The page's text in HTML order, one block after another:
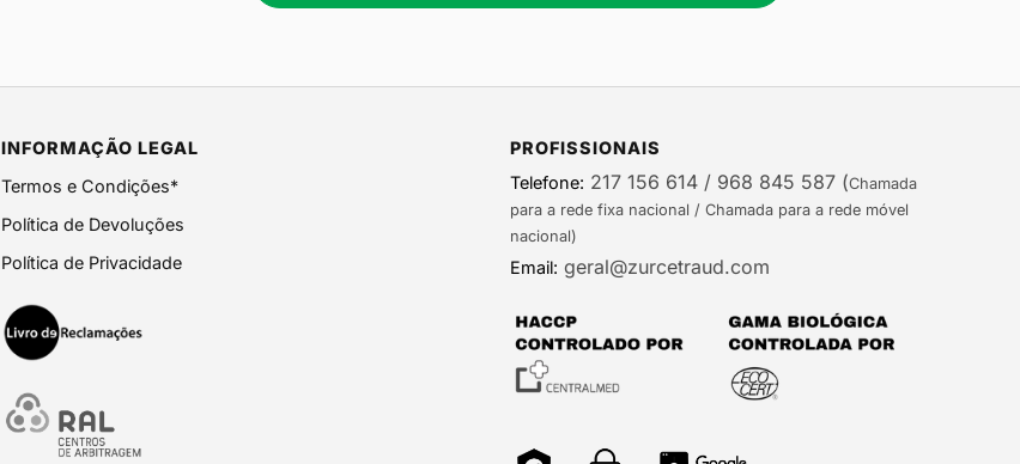
INFORMAÇÃO LEGAL
Termos e Condições*
Política de Devoluções
Política de Privacidade
PROFISSIONAIS
Telefone: 217 156 614 / 968 845 587 (Chamada
para a rede fixa nacional / Chamada para a rede móvel
nacional)
Email: geral@zurcetraud.com